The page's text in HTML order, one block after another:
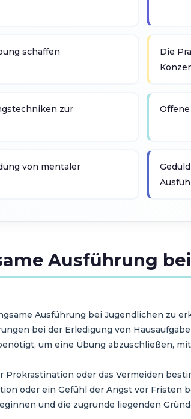
schaffen
Die
zur
von mentaler
Ausführung
Ausführung bei Jugendlichen zu
bei der Erledigung von
um eine Übung abzuschließen,
Prokrastination oder das Vermeiden
oder ein Gefühl der Angst vor
und die zugrunde liegenden